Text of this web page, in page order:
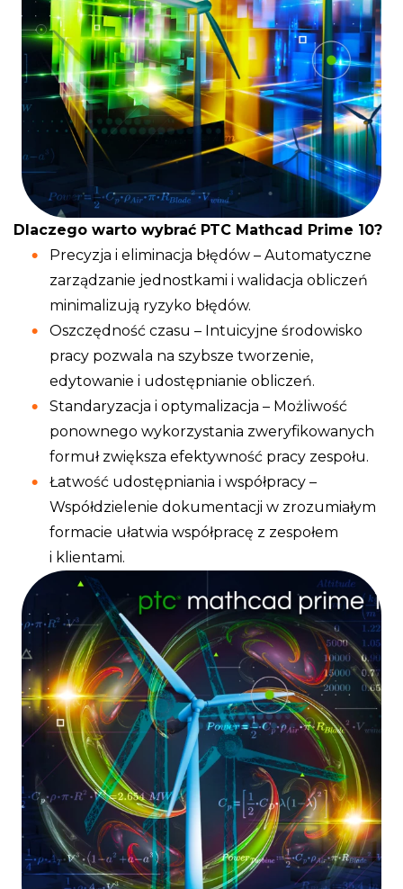
Dlaczego warto wybrać PTC Mathcad Prime 10?
Precyzja i eliminacja błędów – Automatyczne
zarządzanie jednostkami i walidacja obliczeń
minimalizują ryzyko błędów.
Oszczędność czasu – Intuicyjne środowisko
pracy pozwala na szybsze tworzenie,
edytowanie i udostępnianie obliczeń.
Standaryzacja i optymalizacja – Możliwość
ponownego wykorzystania zweryfikowanych
formuł zwiększa efektywność pracy zespołu.
Łatwość udostępniania i współpracy –
Współdzielenie dokumentacji w zrozumiałym
formacie ułatwia współpracę z zespołem
i klientami.